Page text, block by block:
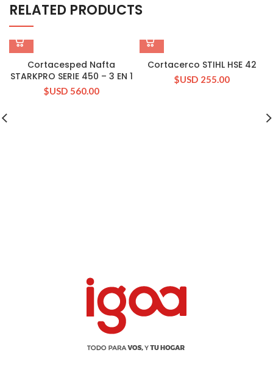
RELATED PRODUCTS
Cortacesped Nafta
STARKPRO SERIE 450 – 3 EN 1
$USD 560.00
Cortacerco STIHL HSE 42
$USD 255.00